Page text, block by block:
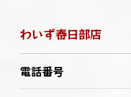
わいず春日部店
電話番号